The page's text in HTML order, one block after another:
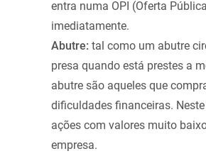
entra numa OPI (Oferta
imediatamente.
Abutre: tal como um abutre
presa quando está prestes a
abutre são aqueles que
dificuldades financeiras.
ações com valores muito
empresa.